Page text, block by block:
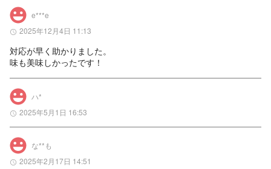
e***e
2025年12月4日 11:13
対応が早く助かりました。
味も美味しかったです！
ハ*
2025年5月1日 16:53
な**も
2025年2月17日 14:51